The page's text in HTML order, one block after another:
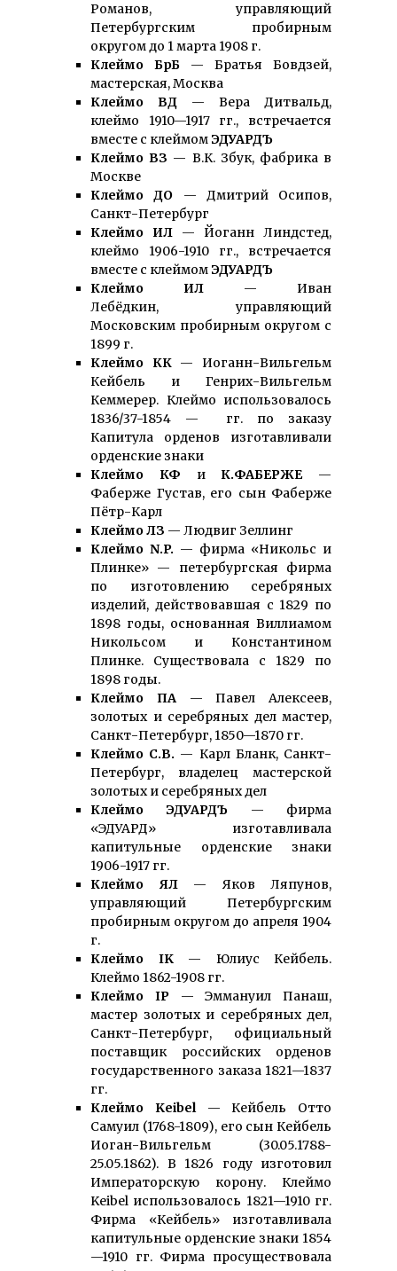
Романов, управляющий
Петербургским пробирным
округом до 1 марта 1908 г.
Клеймо БрБ — Братья Бовдзей,
мастерская, Москва
Клеймо ВД — Вера Дитвальд,
клеймо 1910—1917 гг., встречается
вместе с клеймом ЭДУАРДЪ
Клеймо ВЗ — В.К. Збук, фабрика в
Москве
Клеймо ДО — Дмитрий Осипов,
Санкт-Петербург
Клеймо ИЛ — Йоганн Линдстед,
клеймо 1906-1910 гг., встречается
вместе с клеймом ЭДУАРДЪ
Клеймо ИЛ — Иван
Лебёдкин, управляющий
Московским пробирным округом с
1899 г.
Клеймо КК— Иоганн-Вильгельм
Кейбель и Генрих-Вильгельм
Кеммерер. Клеймо использовалось
1836/37-1854 — гг. по заказу
Капитула орденов изготавливали
орденские знаки
Клеймо КФ и К.ФАБЕРЖЕ—
Фаберже Густав, его сын Фаберже
Пётр-Карл
Клеймо ЛЗ — Людвиг Зеллинг
Клеймо N.P. — фирма «Никольс и
Плинке» — петербургская фирма
по изготовлению серебряных
изделий, действовавшая с 1829 по
1898 годы, основанная Виллиамом
Никольсом и Константином
Плинке. Существовала с 1829 по
1898 годы.
Клеймо ПА— Павел Алексеев,
золотых и серебряных дел мастер,
Санкт-Петербург, 1850—1870 гг.
Клеймо С.В. — Карл Бланк, Санкт-
Петербург, владелец мастерской
золотых и серебряных дел
Клеймо ЭДУАРДЪ — фирма
«ЭДУАРД» изготавливала
капитульные орденские знаки
1906-1917 гг.
Клеймо ЯЛ— Яков Ляпунов,
управляющий Петербургским
пробирным округом до апреля 1904
г.
Клеймо IK— Юлиус Кейбель.
Клеймо 1862-1908 гг.
Клеймо IP— Эммануил Панаш,
мастер золотых и серебряных дел,
Санкт-Петербург, официальный
поставщик российских орденов
государственного заказа 1821—1837
гг.
Клеймо Keibel— Кейбель Отто
Самуил (1768-1809), его сын Кейбель
Иоган-Вильгельм (30.05.1788-
25.05.1862). В 1826 году изготовил
Императорскую корону. Клеймо
Keibel использовалось 1821—1910 гг.
Фирма «Кейбель» изготавливала
капитульные орденские знаки 1854
—1910 гг. Фирма просуществовала